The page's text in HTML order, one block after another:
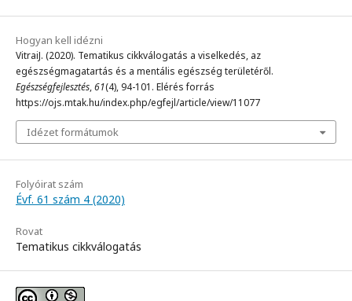
Hogyan kell idézni
VitraiJ. (2020). Tematikus cikkválogatás a viselkedés, az
egészségmagatartás és a mentális egészség területéről.
Egészségfejlesztés,61(4), 94-101. Elérés forrás
https://ojs.mtak.hu/index.php/egfejl/article/view/11077
Idézet formátumok
Folyóirat szám
Évf. 61 szám 4 (2020)
Rovat
Tematikus cikkválogatás